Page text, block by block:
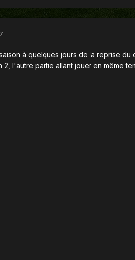
à quelques jours de la reprise du
l'autre partie allant jouer en même